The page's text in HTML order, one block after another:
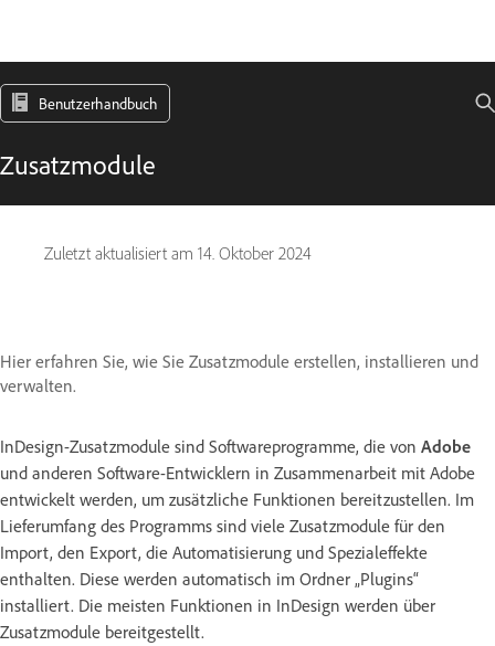
Benutzerhandbuch
Zusatzmodule
Zuletzt aktualisiert am 14. Oktober 2024
Hier erfahren Sie, wie Sie Zusatzmodule erstellen, installieren und
verwalten.
InDesign-Zusatzmodule sind Softwareprogramme, die von Adobe
und anderen Software-Entwicklern in Zusammenarbeit mit Adobe
entwickelt werden, um zusätzliche Funktionen bereitzustellen. Im
Lieferumfang des Programms sind viele Zusatzmodule für den
Import, den Export, die Automatisierung und Spezialeffekte
enthalten. Diese werden automatisch im Ordner „Plugins“
installiert. Die meisten Funktionen in InDesign werden über
Zusatzmodule bereitgestellt.